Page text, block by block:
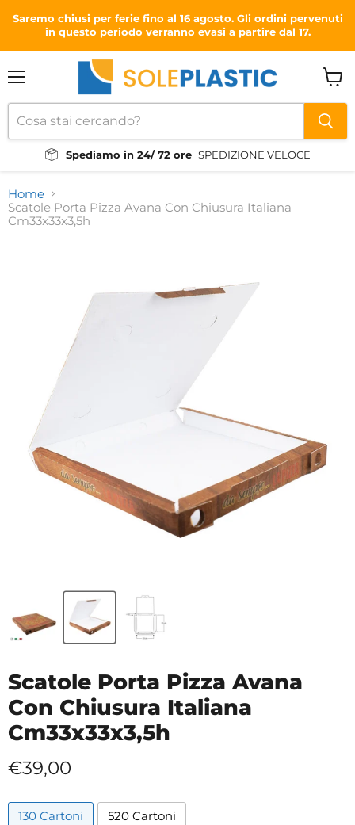
Saremo chiusi per ferie fino al 16 agosto. Gli ordini pervenuti
in questo periodo verranno evasi a partire dal 17.
Spediamo in 24/ 72 ore SPEDIZIONE VELOCE
il
Home
Scatole Porta Pizza Avana Con Chiusura Italiana
Cm33x33x3,5h
Scatole Porta Pizza Avana
Con Chiusura Italiana
Cm33x33x3,5h
Prezzo attuale
€39,00
130 Cartoni 520 Cartoni